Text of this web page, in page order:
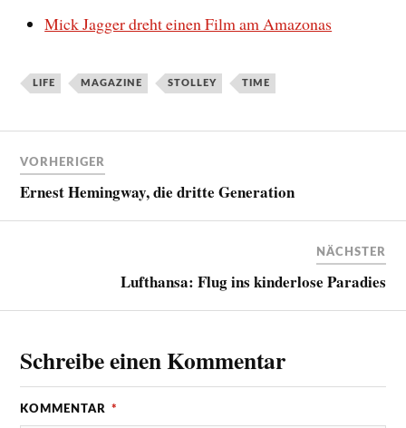
Mick Jagger dreht einen Film am Amazonas
LIFE MAGAZINE STOLLEY TIME
VORHERIGER
Ernest Hemingway, die dritte Generation
NÄCHSTER
Lufthansa: Flug ins kinderlose Paradies
Schreibe einen Kommentar
KOMMENTAR *